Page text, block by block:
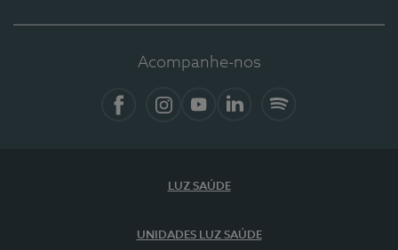
Acompanhe-nos
LUZ SAÚDE
UNIDADES LUZ SAÚDE